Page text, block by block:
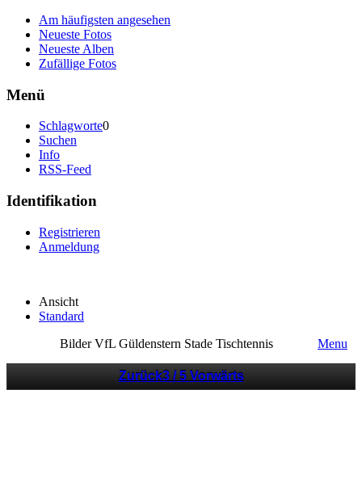
Am häufigsten angesehen
Neueste Fotos
Neueste Alben
Zufällige Fotos
Menü
Schlagworte0
Suchen
Info
RSS-Feed
Identifikation
Registrieren
Anmeldung
Ansicht
Standard
Bilder VfL Güldenstern Stade Tischtennis
Menu
Zurück3 / 5 Vorwärts